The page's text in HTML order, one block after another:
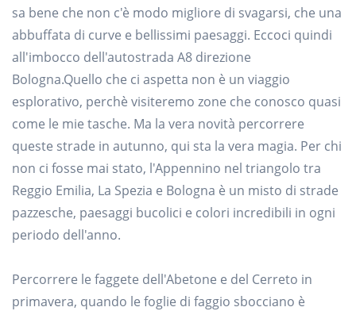
sa bene che non c'è modo migliore di svagarsi, che una
abbuffata di curve e bellissimi paesaggi. Eccoci quindi
all'imbocco dell'autostrada A8 direzione
Bologna.Quello che ci aspetta non è un viaggio
esplorativo, perchè visiteremo zone che conosco quasi
come le mie tasche. Ma la vera novità percorrere
queste strade in autunno, qui sta la vera magia. Per chi
non ci fosse mai stato, l'Appennino nel triangolo tra
Reggio Emilia, La Spezia e Bologna è un misto di strade
pazzesche, paesaggi bucolici e colori incredibili in ogni
periodo dell'anno.
Percorrere le faggete dell'Abetone e del Cerreto in
primavera, quando le foglie di faggio sbocciano è